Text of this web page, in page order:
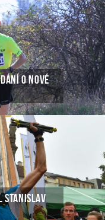
O NOVÉ
STANISLAV